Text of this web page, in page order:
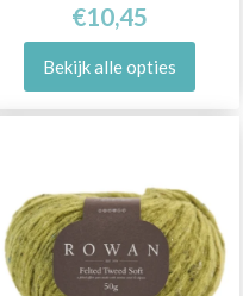
€10,45
Bekijk alle opties